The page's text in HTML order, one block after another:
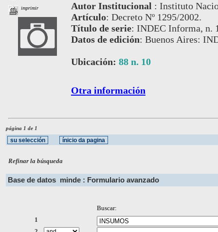
imprimir Autor Institucional : Instituto
Artículo: Decreto Nº 1295/2002.
Título de serie: INDEC Informa, n.
Datos de edición: Buenos Aires:
Ubicación: 88 n. 10
Otra información
página 1 de 1
Refinar la búsqueda
Base de datos minde : Formulario avanzado
Buscar:
1